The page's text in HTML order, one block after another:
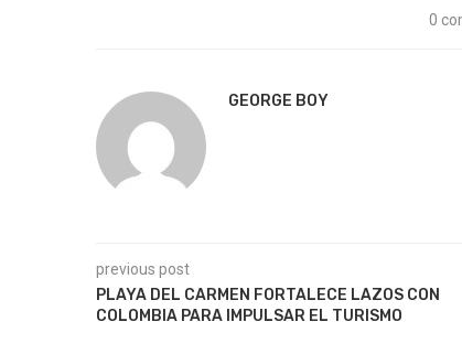
0
GEORGE BOY
previous post
PLAYA DEL CARMEN FORTALECE LAZOS CON
COLOMBIA PARA IMPULSAR EL TURISMO